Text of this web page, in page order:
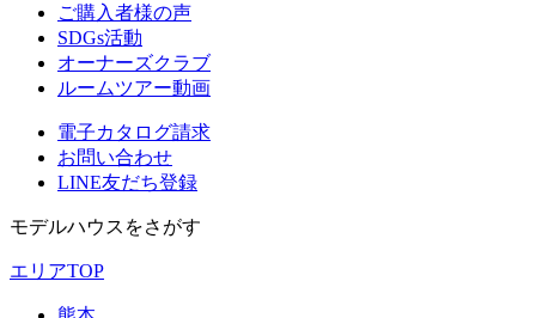
ご購入者様の声
SDGs活動
オーナーズクラブ
ルームツアー動画
電子カタログ請求
お問い合わせ
LINE友だち登録
モデルハウスをさがす
エリアTOP